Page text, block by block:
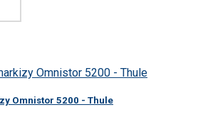
Omnistor 5200 - Thule